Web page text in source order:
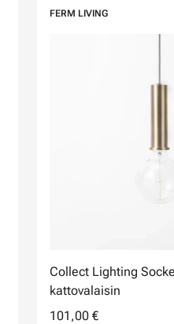
FERM LIVING
Collect Lighting
kattovalaisin
101,00 €